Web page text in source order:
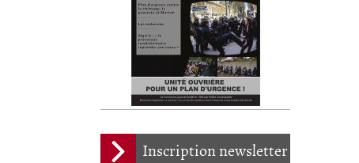
Inscription newsletter